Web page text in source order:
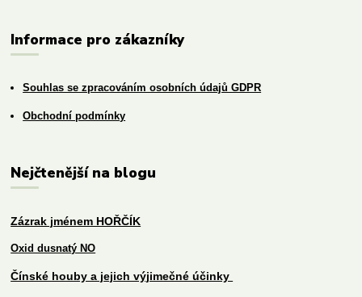
Informace pro zákazníky
Souhlas se zpracováním osobních údajů GDPR
Obchodní podmínky
Nejčtenější na blogu
Zázrak jménem HOŘČÍK
Oxid dusnatý NO
Čínské houby a jejich výjimečné účinky